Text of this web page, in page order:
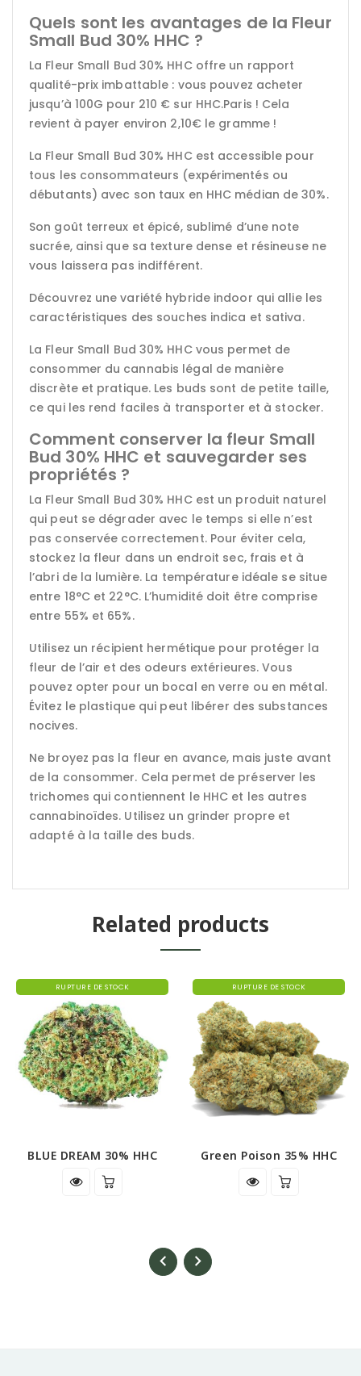
Quels sont les avantages de la Fleur
Small Bud 30% HHC ?
La Fleur Small Bud 30% HHC offre un rapport
qualité-prix imbattable : vous pouvez acheter
jusqu’à 100G pour 210 € sur HHC.Paris ! Cela
revient à payer environ 2,10€ le gramme !
La Fleur Small Bud 30% HHC est accessible pour
tous les consommateurs (expérimentés ou
débutants) avec son taux en HHC médian de 30%.
Son goût terreux et épicé, sublimé d’une note
sucrée, ainsi que sa texture dense et résineuse ne
vous laissera pas indifférent.
Découvrez une variété hybride indoor qui allie les
caractéristiques des souches indica et sativa.
La Fleur Small Bud 30% HHC vous permet de
consommer du cannabis légal de manière
discrète et pratique. Les buds sont de petite taille,
ce qui les rend faciles à transporter et à stocker.
Comment conserver la fleur Small
Bud 30% HHC et sauvegarder ses
propriétés ?
La Fleur Small Bud 30% HHC est un produit naturel
qui peut se dégrader avec le temps si elle n’est
pas conservée correctement. Pour éviter cela,
stockez la fleur dans un endroit sec, frais et à
l’abri de la lumière. La température idéale se situe
entre 18°C et 22°C. L’humidité doit être comprise
entre 55% et 65%.
Utilisez un récipient hermétique pour protéger la
fleur de l’air et des odeurs extérieures. Vous
pouvez opter pour un bocal en verre ou en métal.
Évitez le plastique qui peut libérer des substances
nocives.
Ne broyez pas la fleur en avance, mais juste avant
de la consommer. Cela permet de préserver les
trichomes qui contiennent le HHC et les autres
cannabinoïdes. Utilisez un grinder propre et
adapté à la taille des buds.
Related products
RUPTURE DE STOCK
BLUE DREAM 30% HHC
RUPTURE DE STOCK
Green Poison 35% HHC